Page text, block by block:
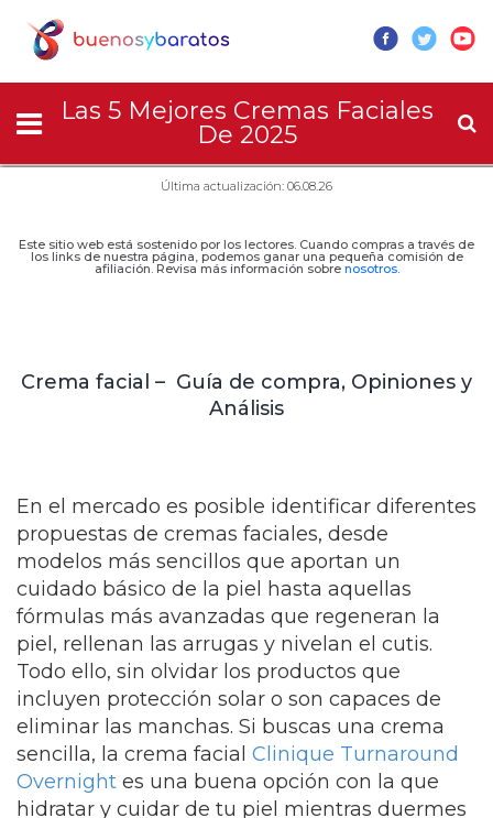
Las 5 Mejores Cremas Faciales
De 2025
Última actualización: 06.08.26
Este sitio web está sostenido por los lectores. Cuando compras a través de
los links de nuestra página, podemos ganar una pequeña comisión de
afiliación. Revisa más información sobre nosotros.
Crema facial – Guía de compra, Opiniones y
Análisis
En el mercado es posible identificar diferentes
propuestas de cremas faciales, desde
modelos más sencillos que aportan un
cuidado básico de la piel hasta aquellas
fórmulas más avanzadas que regeneran la
piel, rellenan las arrugas y nivelan el cutis.
Todo ello, sin olvidar los productos que
incluyen protección solar o son capaces de
eliminar las manchas. Si buscas una crema
sencilla, la crema facial Clinique Turnaround
Overnight es una buena opción con la que
hidratar y cuidar de tu piel mientras duermes